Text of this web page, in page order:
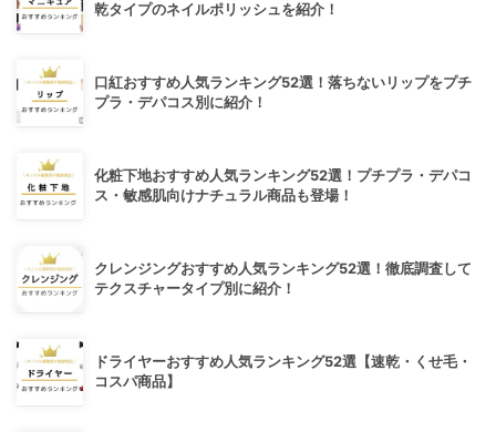
乾タイプのネイルポリッシュを紹介！
口紅おすすめ人気ランキング52選！落ちないリップをプチ
プラ・デパコス別に紹介！
化粧下地おすすめ人気ランキング52選！プチプラ・デパコ
ス・敏感肌向けナチュラル商品も登場！
クレンジングおすすめ人気ランキング52選！徹底調査して
テクスチャータイプ別に紹介！
ドライヤーおすすめ人気ランキング52選【速乾・くせ毛・
コスパ商品】